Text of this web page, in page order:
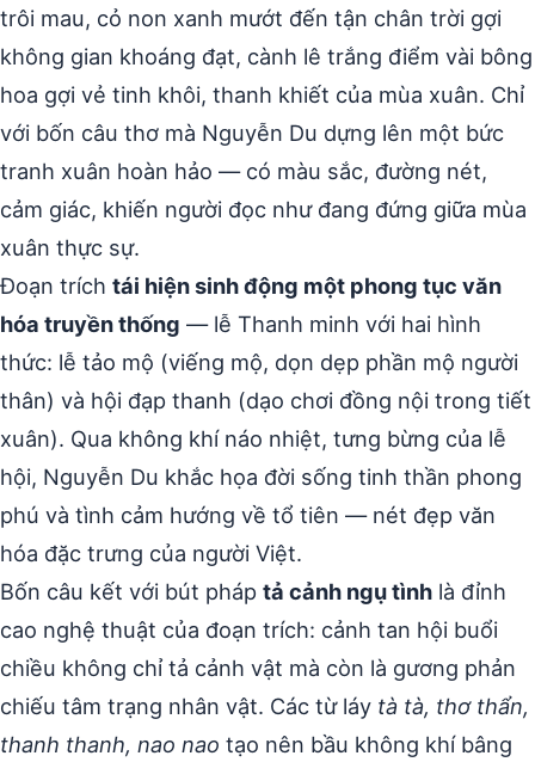
trôi mau, cỏ non xanh mướt đến tận chân trời gợi
không gian khoáng đạt, cành lê trắng điểm vài bông
hoa gợi vẻ tinh khôi, thanh khiết của mùa xuân. Chỉ
với bốn câu thơ mà Nguyễn Du dựng lên một bức
tranh xuân hoàn hảo — có màu sắc, đường nét,
cảm giác, khiến người đọc như đang đứng giữa mùa
xuân thực sự.
Đoạn trích tái hiện sinh động một phong tục văn
hóa truyền thống — lễ Thanh minh với hai hình
thức: lễ tảo mộ (viếng mộ, dọn dẹp phần mộ người
thân) và hội đạp thanh (dạo chơi đồng nội trong tiết
xuân). Qua không khí náo nhiệt, tưng bừng của lễ
hội, Nguyễn Du khắc họa đời sống tinh thần phong
phú và tình cảm hướng về tổ tiên — nét đẹp văn
hóa đặc trưng của người Việt.
Bốn câu kết với bút pháp tả cảnh ngụ tình là đỉnh
cao nghệ thuật của đoạn trích: cảnh tan hội buổi
chiều không chỉ tả cảnh vật mà còn là gương phản
chiếu tâm trạng nhân vật. Các từ láy tà tà, thơ thẩn,
thanh thanh, nao nao tạo nên bầu không khí bâng